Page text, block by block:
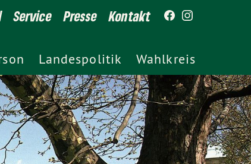
Service Presse Kontakt
Landespolitik Wahlkreis